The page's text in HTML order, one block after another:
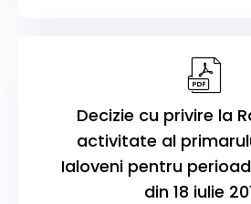
Decizie cu privire la
activitate al
Ialoveni pentru
din 18 iulie